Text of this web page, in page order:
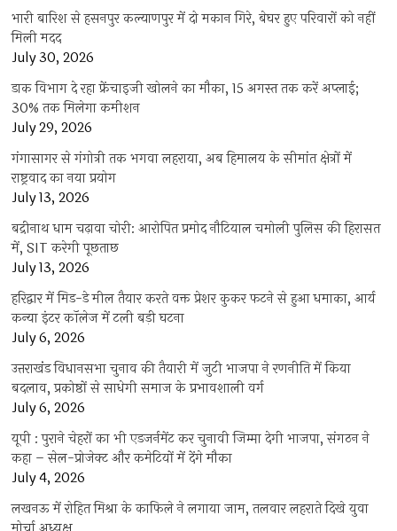
भारी बारिश से हसनपुर कल्याणपुर में दो मकान गिरे, बेघर हुए परिवारों को नहीं
मिली मदद
July 30, 2026
डाक विभाग दे रहा फ्रेंचाइजी खोलने का मौका, 15 अगस्त तक करें अप्लाई;
30% तक मिलेगा कमीशन
July 29, 2026
गंगासागर से गंगोत्री तक भगवा लहराया, अब हिमालय के सीमांत क्षेत्रों में
राष्ट्रवाद का नया प्रयोग
July 13, 2026
बद्रीनाथ धाम चढ़ावा चोरी: आरोपित प्रमोद नौटियाल चमोली पुलिस की हिरासत
में, SIT करेगी पूछताछ
July 13, 2026
हरिद्वार में मिड-डे मील तैयार करते वक्त प्रेशर कुकर फटने से हुआ धमाका, आर्य
कन्या इंटर कॉलेज में टली बड़ी घटना
July 6, 2026
उत्तराखंंड विधानसभा चुनाव की तैयारी में जुटी भाजपा ने रणनीति में किया
बदलाव, प्रकोष्ठों से साधेगी समाज के प्रभावशाली वर्ग
July 6, 2026
यूपी : पुराने चेहरों का भी एडजर्नमेंट कर चुनावी जिम्मा देगी भाजपा, संगठन ने
कहा – सेल-प्रोजेक्ट और कमेटियों में देंगे मौका
July 4, 2026
लखनऊ में रोहित मिश्रा के काफिले ने लगाया जाम, तलवार लहराते दिखे युवा